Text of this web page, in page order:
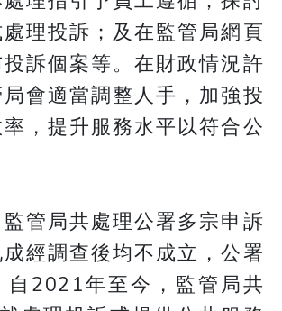
理投訴；及在監管局網頁
訴個案等。在財政情況許
會適當調整人手，加強投
，提升服務水平以符合公
管局共處理公署多宗申訴
經調查後均不成立，公署
自2021年至今，監管局共